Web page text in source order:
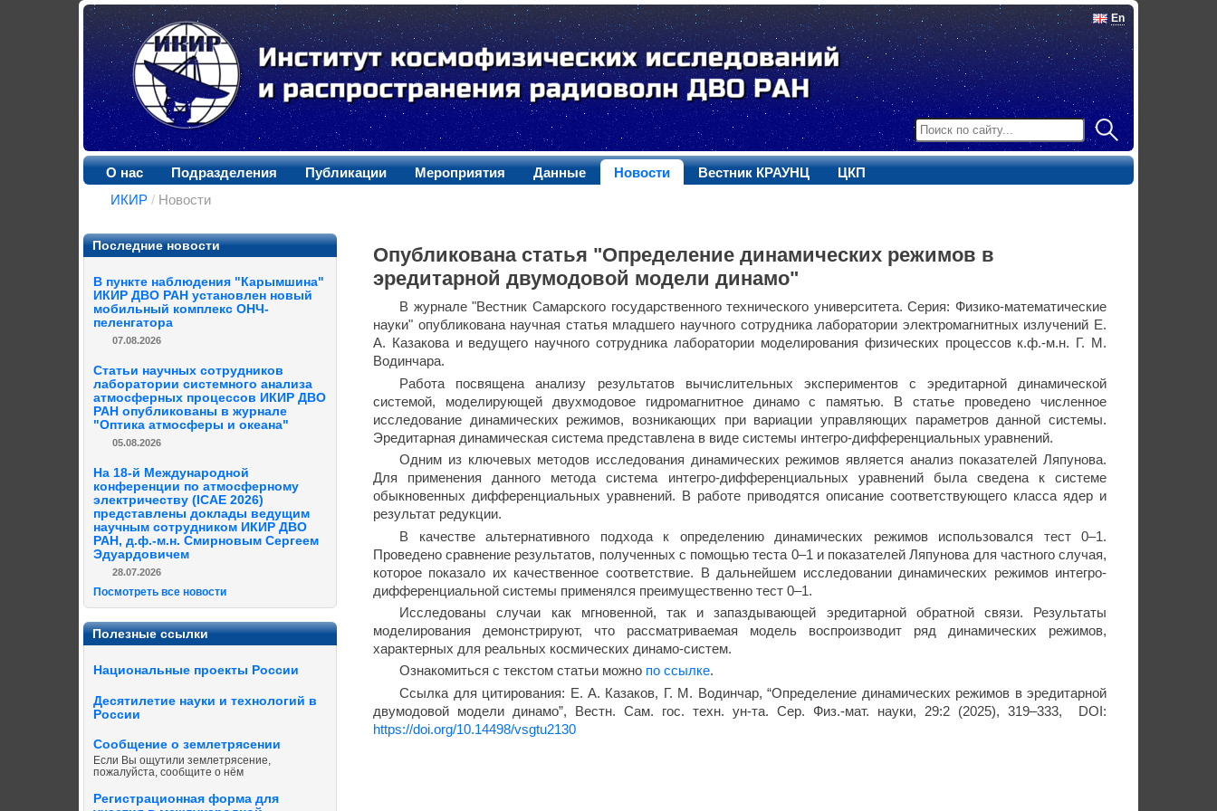
En
О нас Подразделения Публикации Мероприятия Данные Новости Вестник КРАУНЦ
ЦКП
ИКИР / Новости
Последние новости
В пункте наблюдения "Карымшина"
ИКИР ДВО РАН установлен новый
мобильный комплекс ОНЧ-
пеленгатора
07.08.2026
Статьи научных сотрудников
лаборатории системного анализа
атмосферных процессов ИКИР ДВО
РАН опубликованы в журнале
"Оптика атмосферы и океана"
05.08.2026
На 18-й Международной
конференции по атмосферному
электричеству (ICAE 2026)
представлены доклады ведущим
научным сотрудником ИКИР ДВО
РАН, д.ф.-м.н. Смирновым Сергеем
Эдуардовичем
28.07.2026
Посмотреть все новости
Полезные ссылки
Национальные проекты России
Десятилетие науки и технологий в
России
Сообщение о землетрясении
Если Вы ощутили землетрясение,
пожалуйста, сообщите о нём
Регистрационная форма для
Опубликована статья "Определение динамических режимов в
эредитарной двумодовой модели динамо"
В журнале "Вестник Самарского государственного технического университета. Серия: Физико-математические
науки" опубликована научная статья младшего научного сотрудника лаборатории электромагнитных излучений Е.
А. Казакова и ведущего научного сотрудника лаборатории моделирования физических процессов к.ф.-м.н. Г. М.
Водинчара.
Работа посвящена анализу результатов вычислительных экспериментов с эредитарной динамической
системой, моделирующей двухмодовое гидромагнитное динамо с памятью. В статье проведено численное
исследование динамических режимов, возникающих при вариации управляющих параметров данной системы.
Эредитарная динамическая система представлена в виде системы интегро-дифференциальных уравнений.
Одним из ключевых методов исследования динамических режимов является анализ показателей Ляпунова.
Для применения данного метода система интегро-дифференциальных уравнений была сведена к системе
обыкновенных дифференциальных уравнений. В работе приводятся описание соответствующего класса ядер и
результат редукции.
В качестве альтернативного подхода к определению динамических режимов использовался тест 0–1.
Проведено сравнение результатов, полученных с помощью теста 0–1 и показателей Ляпунова для частного случая,
которое показало их качественное соответствие. В дальнейшем исследовании динамических режимов интегро-
дифференциальной системы применялся преимущественно тест 0–1.
Исследованы случаи как мгновенной, так и запаздывающей эредитарной обратной связи. Результаты
моделирования демонстрируют, что рассматриваемая модель воспроизводит ряд динамических режимов,
характерных для реальных космических динамо-систем.
Ознакомиться с текстом статьи можно по ссылке.
Ссылка для цитирования: Е. А. Казаков, Г. М. Водинчар, “Определение динамических режимов в эредитарной
двумодовой модели динамо”, Вестн. Сам. гос. техн. ун-та. Сер. Физ.-мат. науки, 29:2 (2025), 319–333, DOI:
https://doi.org/10.14498/vsgtu2130